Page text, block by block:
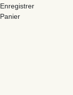
Enregistrer
Panier